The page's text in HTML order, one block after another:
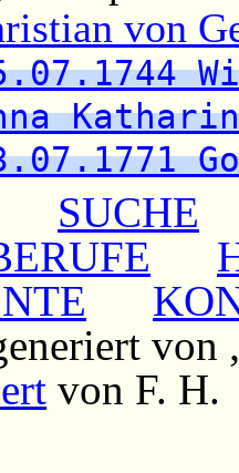
von
Katharina
SUCHE
von
von F. H.